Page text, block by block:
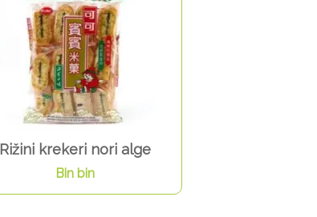
Rižini krekeri nori alge
Bin bin